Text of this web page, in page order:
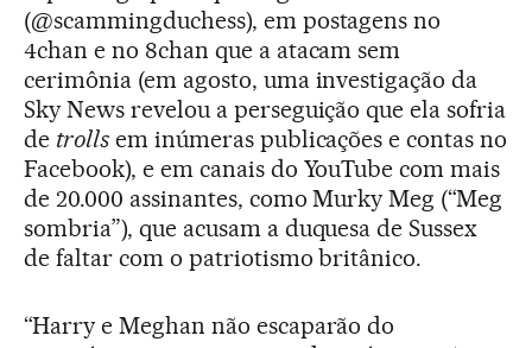
(@scammingduchess), em postagens no
4chan e no 8chan que a atacam sem
cerimônia (em agosto, uma investigação da
Sky News revelou a perseguição que ela sofria
de trollsem inúmeras publicações e contas no
Facebook), e em canais do YouTube com mais
de 20.000 assinantes, como Murky Meg (“Meg
sombria”), que acusam a duquesa de Sussex
de faltar com o patriotismo britânico.
“Harry e Meghan não escaparão do